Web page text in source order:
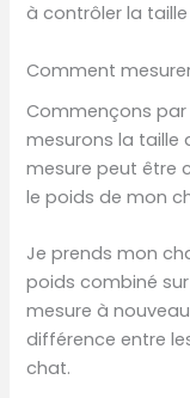
à contrôler la
Comment
Commençons
mesurons la taille
mesure peut être
le poids de mon
Je prends mon
poids combiné
mesure à
différence entre
chat.